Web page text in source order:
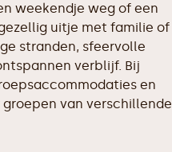
weekendje weg of een
uitje met familie of
stranden, sfeervolle
verblijf. Bij
en
van verschillende